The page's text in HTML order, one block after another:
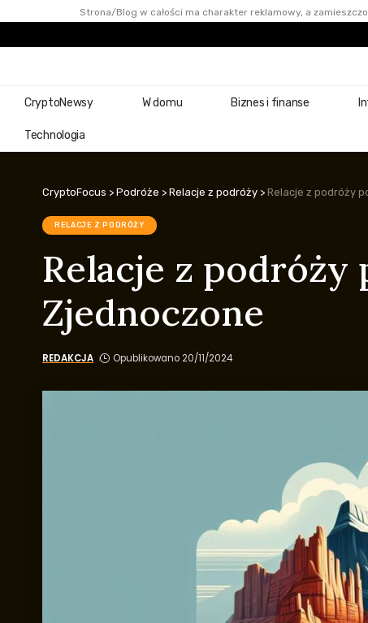
Strona/Blog w całości ma charakter reklamowy, a
CryptoNewsy W domu Biznes i finanse
Technologia
CryptoFocus > Podróże > Relacje z podróży > Relacje z podróży
RELACJE Z PODRÓŻY
Relacje z podróży
Zjednoczone
REDAKCJA Opublikowano 20/11/2024